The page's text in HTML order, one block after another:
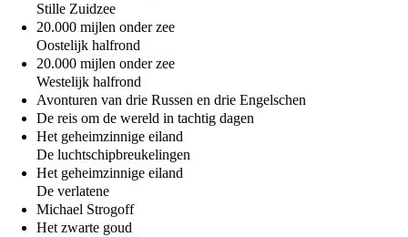
Stille Zuidzee
20.000 mijlen onder zee
Oostelijk halfrond
20.000 mijlen onder zee
Westelijk halfrond
Avonturen van drie Russen en drie Engelschen
De reis om de wereld in tachtig dagen
Het geheimzinnige eiland
De luchtschipbreukelingen
Het geheimzinnige eiland
De verlatene
Michael Strogoff
Het zwarte goud